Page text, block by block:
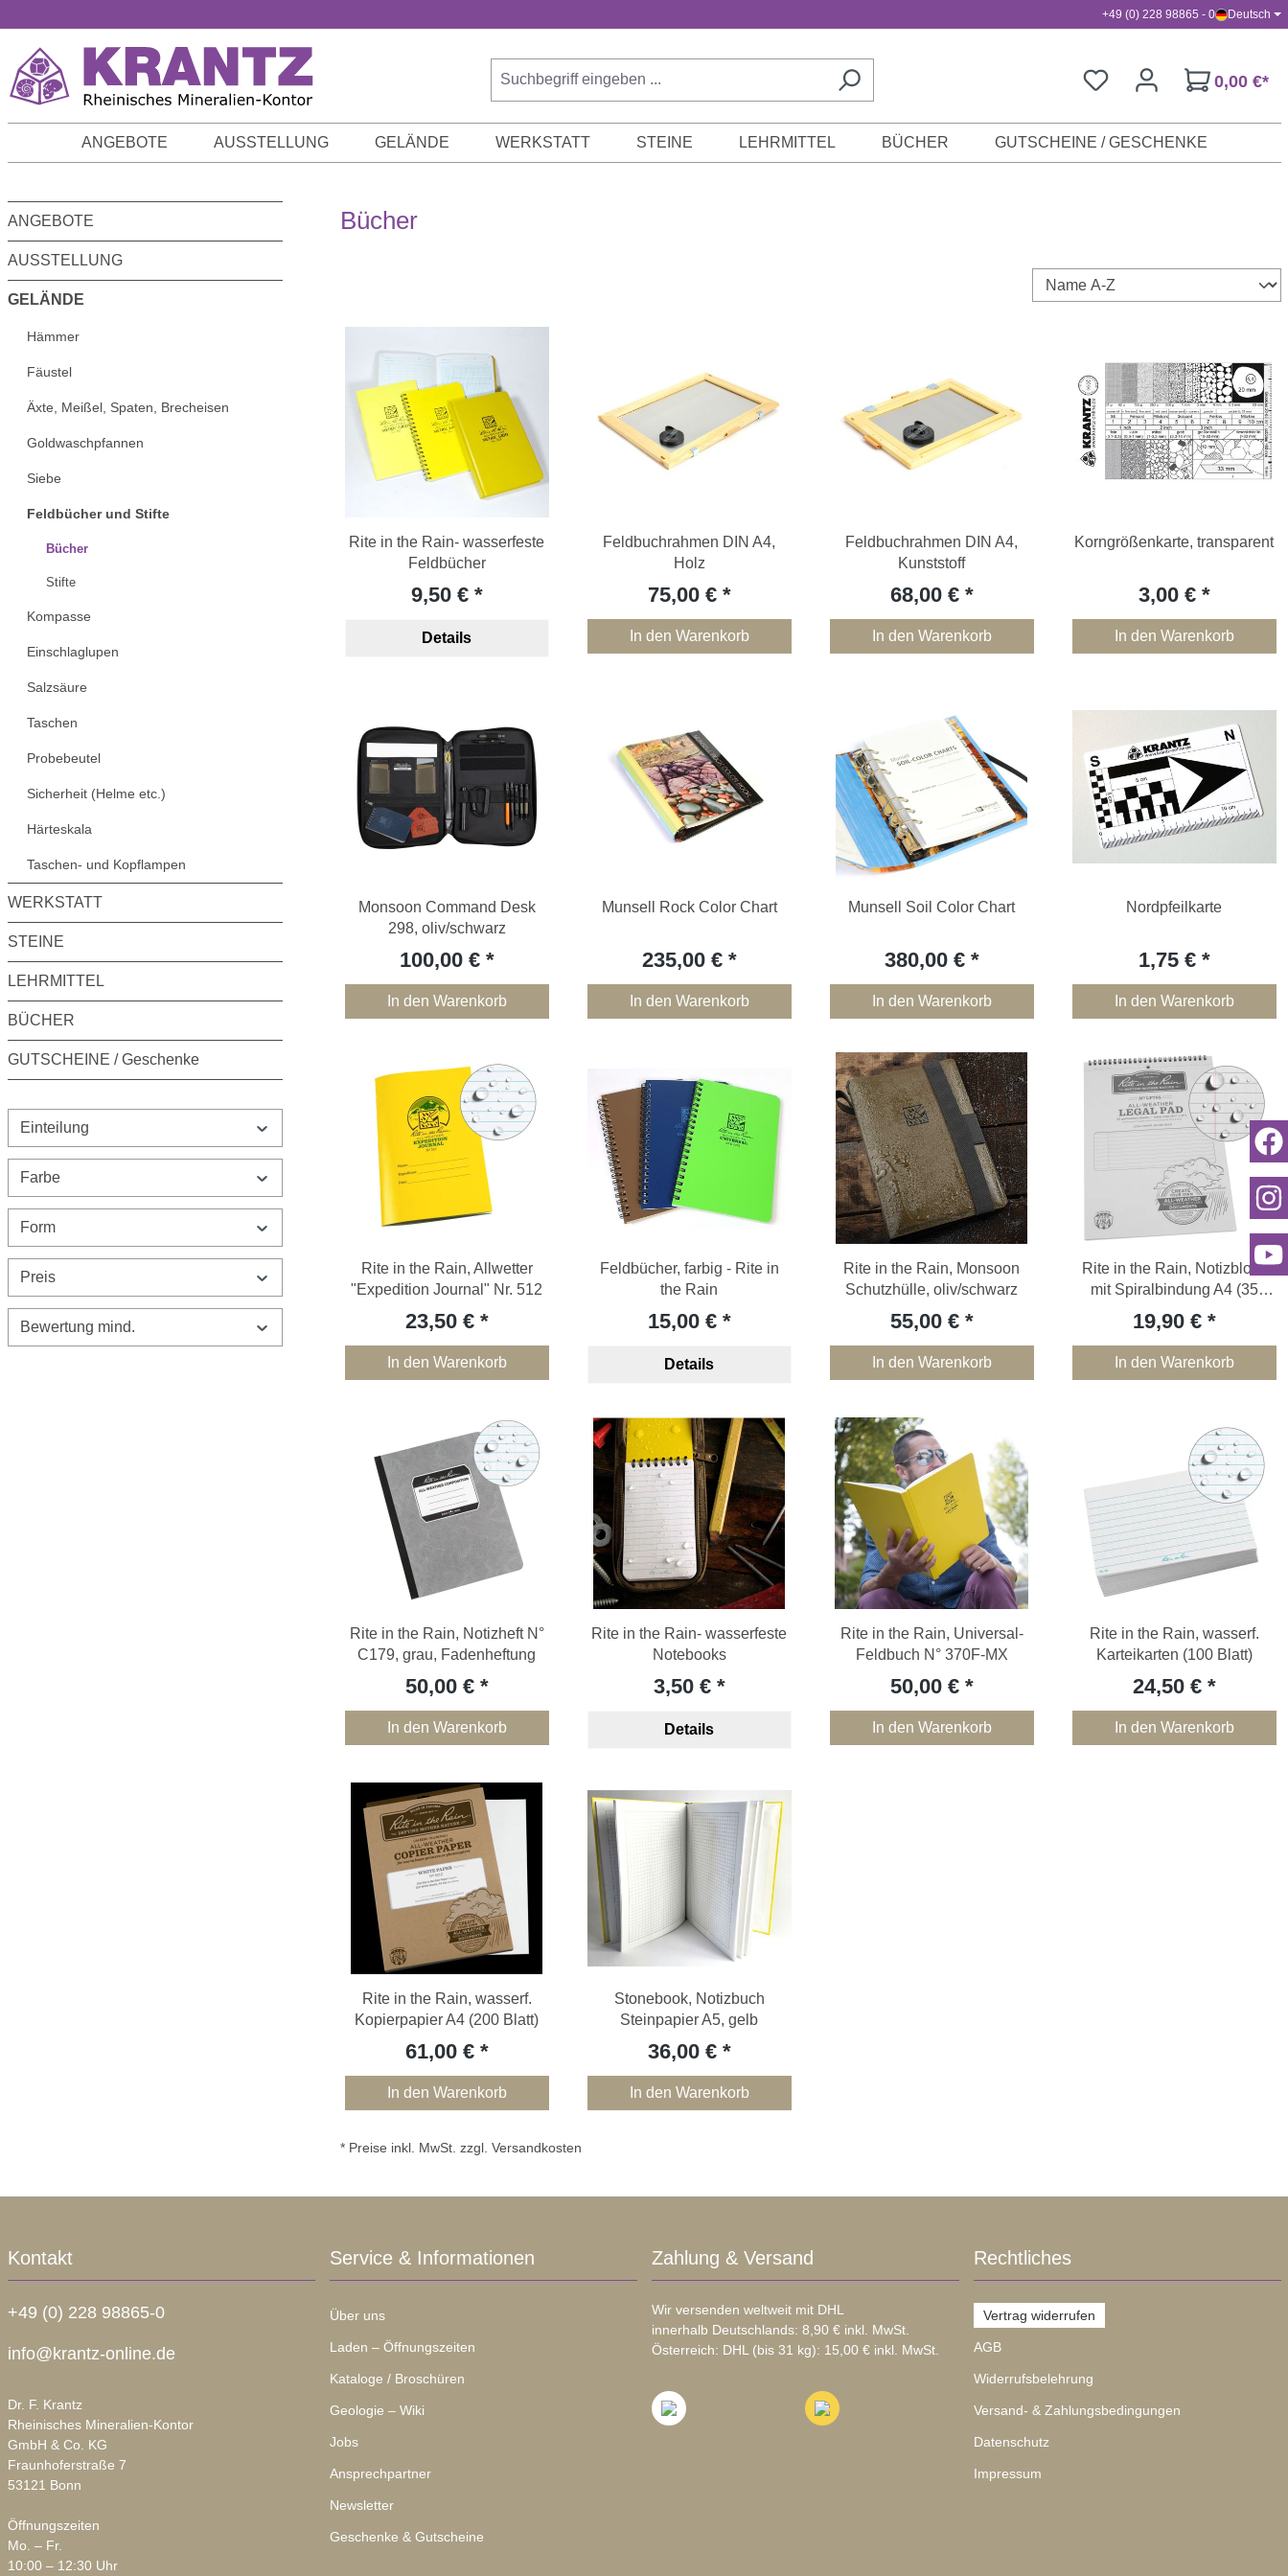
+49 (0) 228 98865 - 0 Deutsch
0,00 €*
ANGEBOTE AUSSTELLUNG GELÄNDE WERKSTATT STEINE LEHRMITTEL BÜCHER GUTSCHEINE / GESCHENKE
ANGEBOTE
AUSSTELLUNG
GELÄNDE
Hämmer
Fäustel
Äxte, Meißel, Spaten, Brecheisen
Goldwaschpfannen
Siebe
Feldbücher und Stifte
Bücher
Stifte
Kompasse
Einschlaglupen
Salzsäure
Taschen
Probebeutel
Sicherheit (Helme etc.)
Härteskala
Taschen- und Kopflampen
WERKSTATT
STEINE
LEHRMITTEL
BÜCHER
GUTSCHEINE / Geschenke
Einteilung
Farbe
Form
Preis
Bewertung mind.
Bücher
Rite in the Rain- wasserfeste
Feldbücher
9,50 €
Details
Feldbuchrahmen DIN A4,
Holz
75,00 €
In den Warenkorb
Feldbuchrahmen DIN A4,
Kunststoff
68,00 €
In den Warenkorb
Korngrößenkarte, transparent
3,00 €
In den Warenkorb
Monsoon Command Desk
298, oliv/schwarz
100,00 €
In den Warenkorb
Munsell Rock Color Chart
235,00 €
In den Warenkorb
Munsell Soil Color Chart
380,00 €
In den Warenkorb
Nordpfeilkarte
1,75 €
In den Warenkorb
Rite in the Rain, Allwetter
"Expedition Journal" Nr. 512
23,50 €
In den Warenkorb
Feldbücher, farbig - Rite in
the Rain
15,00 €
Details
Rite in the Rain, Monsoon
Schutzhülle, oliv/schwarz
55,00 €
In den Warenkorb
Rite in the Rain, Notizblock
mit Spiralbindung A4 (35
Blatt)
19,90 €
In den Warenkorb
Rite in the Rain, Notizheft N°
C179, grau, Fadenheftung
50,00 €
In den Warenkorb
Rite in the Rain- wasserfeste
Notebooks
3,50 €
Details
Rite in the Rain, Universal-
Feldbuch N° 370F-MX
50,00 €
In den Warenkorb
Rite in the Rain, wasserf.
Karteikarten (100 Blatt)
24,50 €
In den Warenkorb
Rite in the Rain, wasserf.
Kopierpapier A4 (200 Blatt)
61,00 €
In den Warenkorb
Stonebook, Notizbuch
Steinpapier A5, gelb
36,00 €
In den Warenkorb
* Preise inkl. MwSt. zzgl. Versandkosten
Kontakt
+49 (0) 228 98865-0
info@krantz-online.de
Dr. F. Krantz
Rheinisches Mineralien-Kontor
GmbH & Co. KG
Fraunhoferstraße 7
53121 Bonn
Öffnungszeiten
Mo. – Fr.
10:00 – 12:30 Uhr
Service & Informationen
Über uns
Laden – Öffnungszeiten
Kataloge / Broschüren
Geologie – Wiki
Jobs
Ansprechpartner
Newsletter
Geschenke & Gutscheine
Zahlung & Versand
Wir versenden weltweit mit DHL
innerhalb Deutschlands: 8,90 € inkl. MwSt.
Österreich: DHL (bis 31 kg): 15,00 € inkl. MwSt.
Rechtliches
Vertrag widerrufen
AGB
Widerrufsbelehrung
Versand- & Zahlungsbedingungen
Datenschutz
Impressum